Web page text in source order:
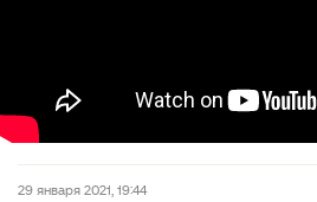
29 января 2021, 19:44